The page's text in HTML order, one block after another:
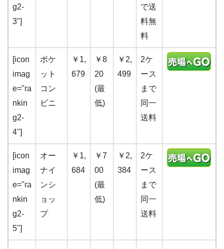
g2-
3"]
で送
料無
料
[icon
imag
e="ra
nkin
g2-
4"]
ポケ
ット
コン
ビニ
￥1,
679
￥8
20
(最
低)
￥2,
499
2ケ
ース
まで
同一
送料
[icon
imag
e="ra
nkin
g2-
5"]
オー
ナイ
ンシ
ョッ
プ
￥1,
684
￥7
00
(最
低)
￥2,
384
2ケ
ース
まで
同一
送料